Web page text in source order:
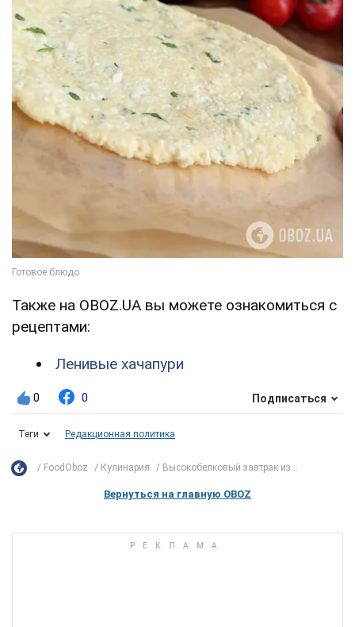
Также на OBOZ.UA вы можете ознакомиться с
рецептами:
Ленивые хачапури
0 0 Подписаться
Теги Редакционная политика
FoodOboz Кулинария Высокобелковый завтрак из...
Вернуться на главную OBOZ